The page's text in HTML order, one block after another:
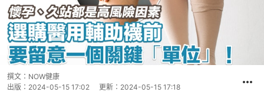
撰文： NOW健康
出版： 2024-05-15 17:02 更新： 2024-05-15 17:18